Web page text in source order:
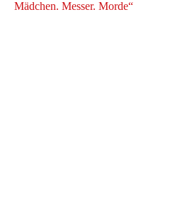
Mädchen. Messer. Morde“